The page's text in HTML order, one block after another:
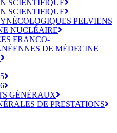
SCIENTIFIQUE
SCIENTIFIQUE
PELVIENS
NUCLÉAIRE
FRANCO-
DE MÉDECINE
GÉNÉRAUX
DE PRESTATIONS